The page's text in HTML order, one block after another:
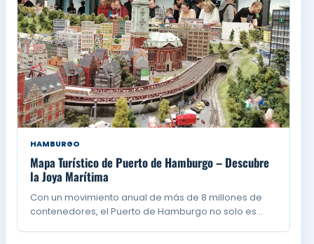
HAMBURGO
Mapa Turístico de Puerto de Hamburgo – Descubre
la Joya Marítima
Con un movimiento anual de más de 8 millones de
contenedores, el Puerto de Hamburgo no solo es…